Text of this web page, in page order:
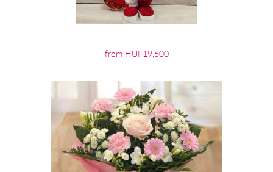
from HUF19,600